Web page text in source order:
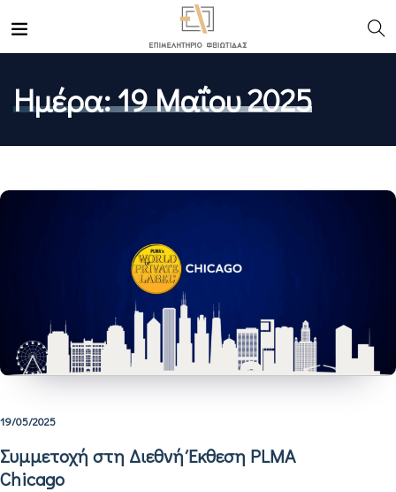
Ημέρα:19 Μαΐου 2025
19/05/2025
Συμμετοχή στη Διεθνή Έκθεση PLMA
Chicago